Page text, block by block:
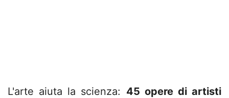
L'arte aiuta la scienza: 45 opere di artisti